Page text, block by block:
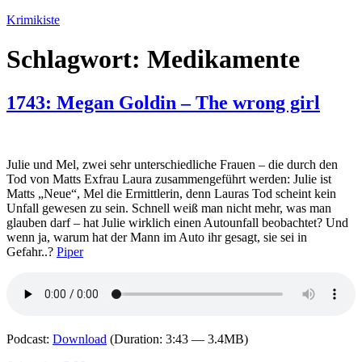
Zum
springen
Krimikiste
Schlagwort: Medikamente
1743: Megan Goldin – The wrong girl
Julie und Mel, zwei sehr unterschiedliche Frauen – die durch den
Tod von Matts Exfrau Laura zusammengeführt werden: Julie ist
Matts „Neue“, Mel die Ermittlerin, denn Lauras Tod scheint kein
Unfall gewesen zu sein. Schnell weiß man nicht mehr, was man
glauben darf – hat Julie wirklich einen Autounfall beobachtet? Und
wenn ja, warum hat der Mann im Auto ihr gesagt, sie sei in
Gefahr..? Piper
Podcast: Download (Duration: 3:43 — 3.4MB)